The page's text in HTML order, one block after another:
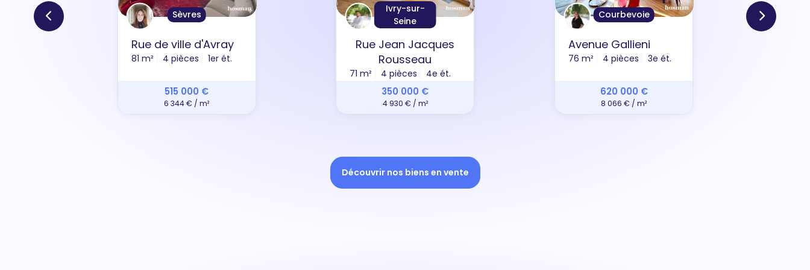
Sèvres
Rue de ville d'Avray
81 m² 4 pièces 1er ét.
515 000 €
6 344 € / m²
Ivry-sur-
Seine
Rue Jean Jacques
Rousseau
71 m² 4 pièces 4e ét.
350 000 €
4 930 € / m²
Courbevoie
Avenue Gallieni
76 m² 4 pièces 3e ét.
620 000 €
8 066 € / m²
Découvrir nos biens en vente